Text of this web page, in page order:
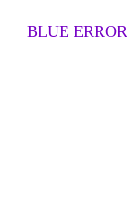
BLUE ERROR